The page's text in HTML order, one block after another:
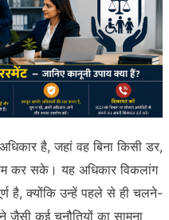
है, जहां वह बिना किसी डर,
कर सके। यह अधिकार विकलांग
है, क्योंकि उन्हें पहले से ही चलने-
कई चुनौतियों का सामना